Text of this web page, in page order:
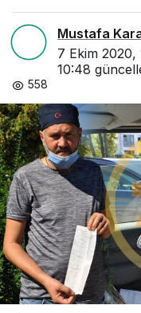
Mustafa
7 Ekim 2020,
10:48
558